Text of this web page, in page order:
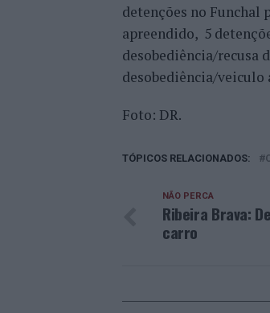
detenções no Funchal
apreendido, 5
desobediência/recusa
desobediência/veiculo
Foto: DR.
TÓPICOS RELACIONADOS:
NÃO PERCA
Ribeira Brava:
carro